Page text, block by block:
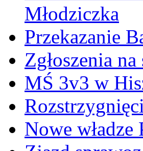
Młodziczka
Przekazanie
Zgłoszenia
MŚ 3v3 w
Nowe